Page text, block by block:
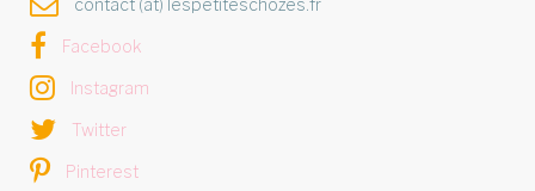
Facebook
Instagram
Twitter
Pinterest